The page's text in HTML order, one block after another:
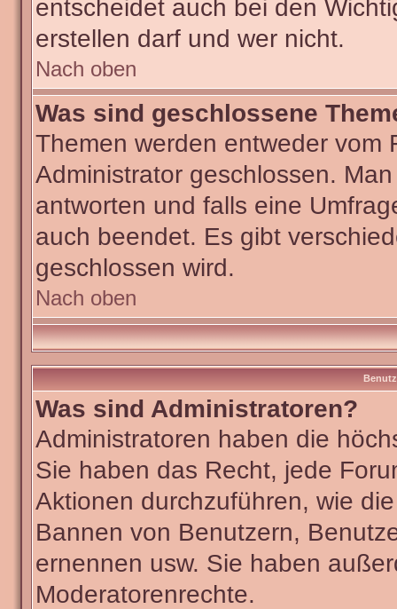
entscheidet auch bei den
erstellen darf und wer nicht.
Nach oben
Was sind geschlossene
Themen werden entweder vom
Administrator geschlossen.
antworten und falls eine
auch beendet. Es gibt
geschlossen wird.
Nach oben
Was sind Administratoren?
Administratoren haben die
Sie haben das Recht, jede
Aktionen durchzuführen, wie
Bannen von Benutzern,
ernennen usw. Sie haben
Moderatorenrechte.